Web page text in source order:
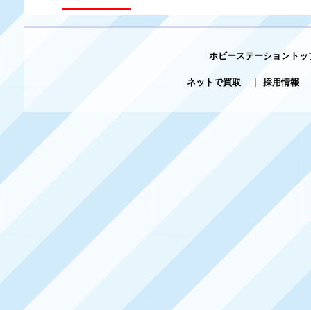
ホビーステーショントッ
ネットで買取
| 採用情報